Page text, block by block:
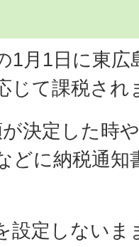
1月1日に東
じて課税され
決定した時
どに納税通知
設定しない